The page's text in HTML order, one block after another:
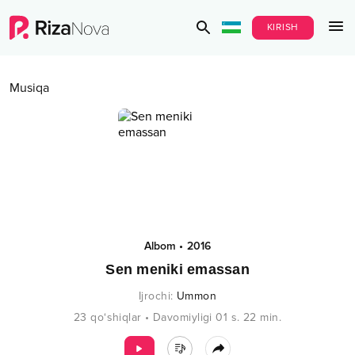
KIRISH
Musiqa
Albom • 2016
Sen meniki emassan
Ijrochi: Ummon
23 qo‘shiqlar • Davomiyligi 01 s. 22 min.